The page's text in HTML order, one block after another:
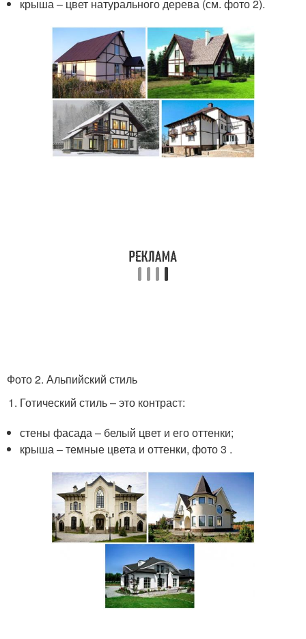
крыша – цвет натурального дерева (см. фото 2).
Фото 2. Альпийский стиль
Готический стиль – это контраст:
стены фасада – белый цвет и его оттенки;
крыша – темные цвета и оттенки, фото 3 .